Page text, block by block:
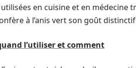
en cuisine et en médecine
à l’anis vert son goût
l’utiliser et comment